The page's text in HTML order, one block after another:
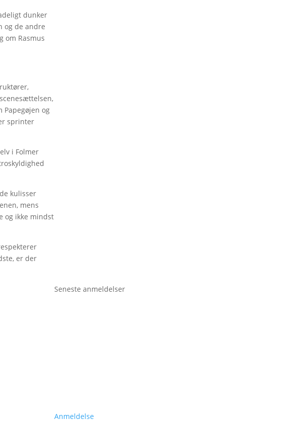
dunker
og de andre
om Rasmus
og
sprinter
i Folmer
kulisser
mens
og ikke mindst
er der
Seneste anmeldelser
Anmeldelse